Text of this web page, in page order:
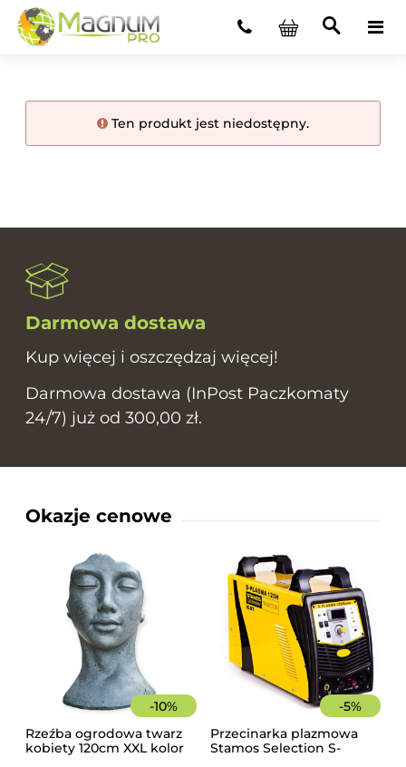
Ten produkt jest niedostępny.
Darmowa dostawa
Kup więcej i oszczędzaj więcej!
Darmowa dostawa (InPost Paczkomaty
24/7) już od 300,00 zł.
Okazje cenowe
-10%
Rzeźba ogrodowa twarz
kobiety 120cm XXL kolor
-5%
Przecinarka plazmowa
Stamos Selection S-